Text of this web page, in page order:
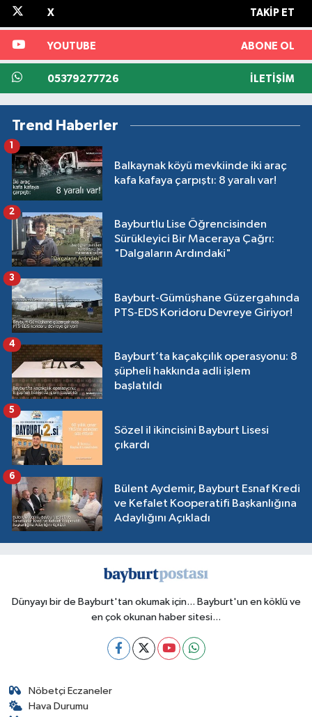
X TAKIP ET
YOUTUBE ABONE OL
05379277726 İLETIŞIM
Trend Haberler
Balkaynak köyü mevkiinde iki araç
kafa kafaya çarpıştı: 8 yaralı var!
1
Bayburtlu Lise Öğrencisinden
Sürükleyici Bir Maceraya Çağrı:
"Dalgaların Ardındaki"
2
Bayburt-Gümüşhane Güzergahında
PTS-EDS Koridoru Devreye Giriyor!
3
Bayburt’ta kaçakçılık operasyonu: 8
şüpheli hakkında adli işlem
başlatıldı
4
Sözel il ikincisini Bayburt Lisesi
çıkardı
5
Bülent Aydemir, Bayburt Esnaf Kredi
ve Kefalet Kooperatifi Başkanlığına
Adaylığını Açıkladı
6
Dünyayı bir de Bayburt'tan okumak için... Bayburt'un en köklü ve
en çok okunan haber sitesi...
Nöbetçi Eczaneler
Hava Durumu